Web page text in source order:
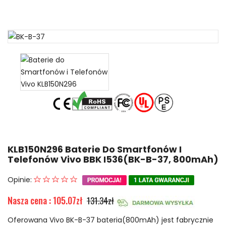
KLB150N296 Baterie Do Smartfonów I
Telefonów Vivo BBK I536(BK-B-37, 800mAh)
Opinie:
Nasza cena : 105.07zł 131.34zł
Oferowana Vivo BK-B-37 bateria(800mAh) jest fabrycznie